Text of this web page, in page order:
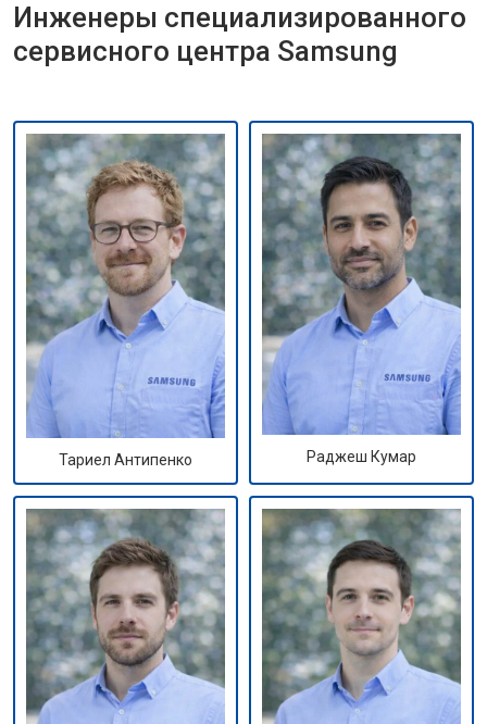
Инженеры специализированного
сервисного центра Samsung
Тариел Антипенко Раджеш Кумар